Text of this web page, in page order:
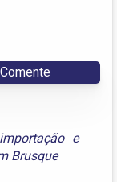
Comente
e
Brusque